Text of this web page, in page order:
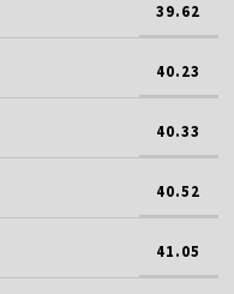
39.62
40.23
40.33
40.52
41.05